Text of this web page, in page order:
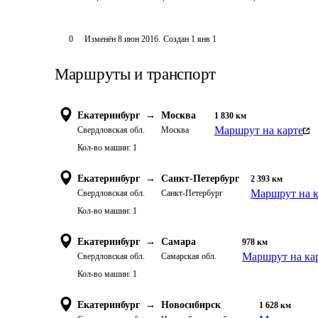
0 Изменён 8 июн 2016. Создан 1 янв 1
Маршруты и транспорт
Екатеринбург →
Свердловская обл.
Москва
Москва
1 830 км
Маршрут на карте
Кол-во машин: 1
Екатеринбург →
Свердловская обл.
Санкт-Петербург
Санкт-Петербург
2 393 км
Маршрут на
Кол-во машин: 1
Екатеринбург →
Свердловская обл.
Самара
Самарская обл.
978 км
Маршрут на
Кол-во машин: 1
Екатеринбург → Новосибирск 1 628 км